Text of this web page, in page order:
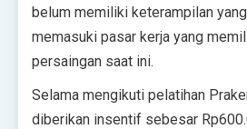
belum memiliki keterampilan
memasuki pasar kerja yang
persaingan saat ini.
Selama mengikuti pelatihan
diberikan insentif sebesar